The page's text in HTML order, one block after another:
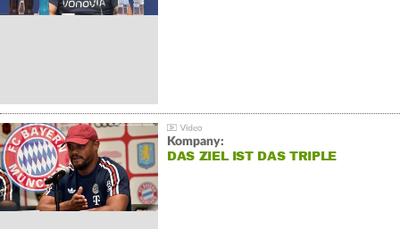
Kompany:
DAS ZIEL IST DAS TRIPLE